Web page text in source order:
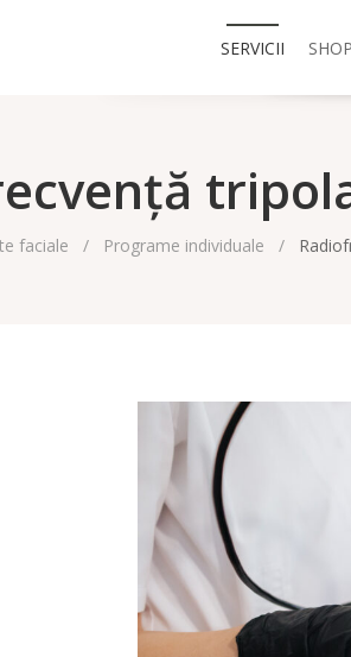
SERVICII SHOP
faciale Programe individuale